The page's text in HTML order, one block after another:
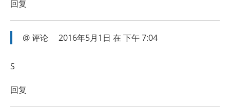
回复
@评论 2016年5月1日 在 下午 7:04
S
回复